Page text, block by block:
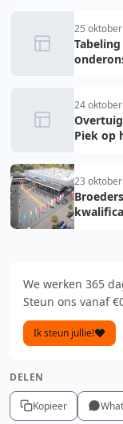
25
24
Piek op
23
We werken 365
Steun ons vanaf
Ik steun jullie!
DELEN
Kopieer